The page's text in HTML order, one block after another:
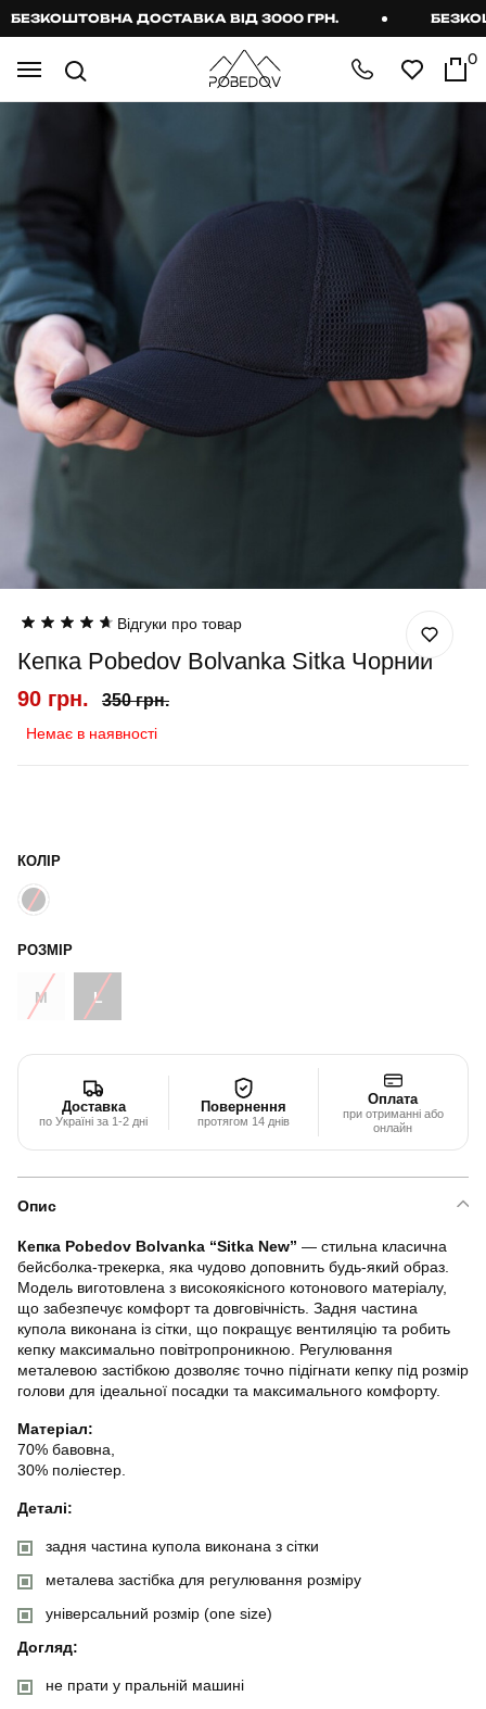
ДОСТАВКА ВІД 3000 ГРН.
0
Відгуки про товар
Кепка Pobedov Bolvanka Sitka Чорний
90 грн. 350 грн.
Немає в наявності
КОЛІР
РОЗМІР
M L
Доставка
по Україні за 1-2 дні
Повернення
протягом 14 днів
Оплата
при отриманні або
онлайн
Опис
Кепка Pobedov Bolvanka “Sitka New” — стильна класична
бейсболка-трекерка, яка чудово доповнить будь-який образ.
Модель виготовлена з високоякісного котонового матеріалу,
що забезпечує комфорт та довговічність. Задня частина
купола виконана із сітки, що покращує вентиляцію та робить
кепку максимально повітропроникною. Регулювання
металевою застібкою дозволяє точно підігнати кепку під розмір
голови для ідеальної посадки та максимального комфорту.
Матеріал:
70% бавовна,
30% поліестер.
Деталі:
задня частина купола виконана з сітки
металева застібка для регулювання розміру
універсальний розмір (one size)
Догляд:
не прати у пральній машині